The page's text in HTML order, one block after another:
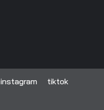
instagram tiktok